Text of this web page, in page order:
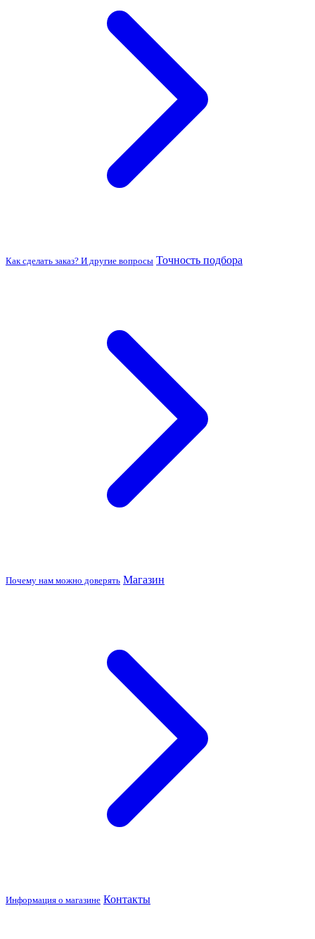
Как сделать заказ? И другие вопросы Точность подбора
Почему нам можно доверять Магазин
Информация о магазине Контакты